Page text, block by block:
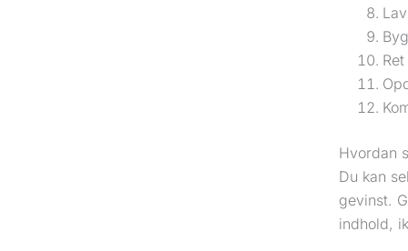
Hvordan
Du kan
gevinst.
indhold,